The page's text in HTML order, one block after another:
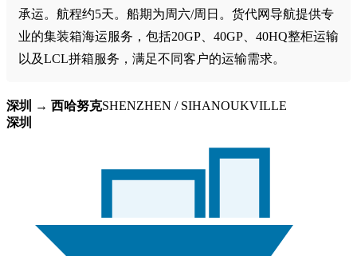
承运。航程约5天。船期为周六/周日。货代网导航提供专
业的集装箱海运服务，包括20GP、40GP、40HQ整柜运输
以及LCL拼箱服务，满足不同客户的运输需求。
深圳 → 西哈努克SHENZHEN / SIHANOUKVILLE
深圳